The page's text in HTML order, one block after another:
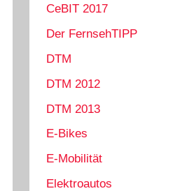
CeBIT 2017
Der FernsehTIPP
DTM
DTM 2012
DTM 2013
E-Bikes
E-Mobilität
Elektroautos